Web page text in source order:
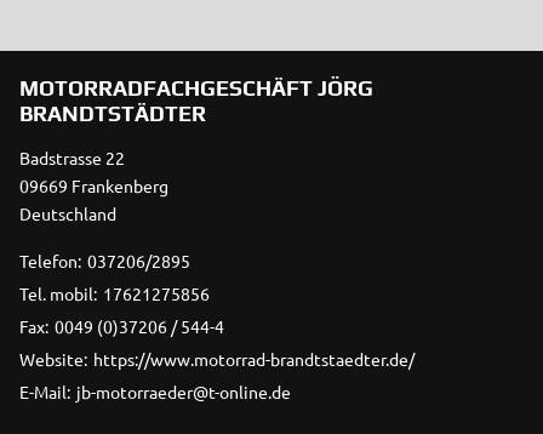
MOTORRADFACHGESCHÄFT JÖRG
BRANDTSTÄDTER
Badstrasse 22
09669 Frankenberg
Deutschland
Telefon: 037206/2895
Tel. mobil: 17621275856
Fax: 0049 (0)37206 / 544-4
Website: https://www.motorrad-brandtstaedter.de/
E-Mail: jb-motorraeder@t-online.de